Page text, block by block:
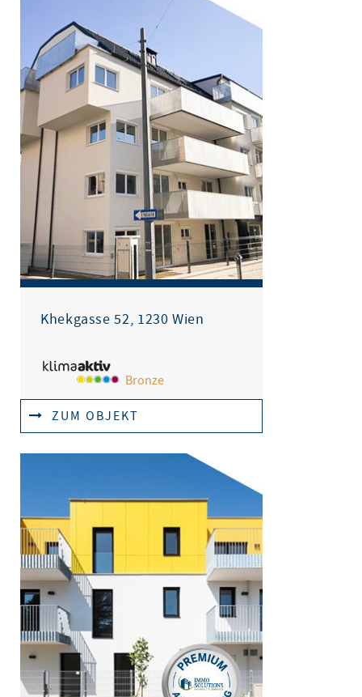
Khekgasse 52, 1230 Wien
Bronze
ZUM OBJEKT